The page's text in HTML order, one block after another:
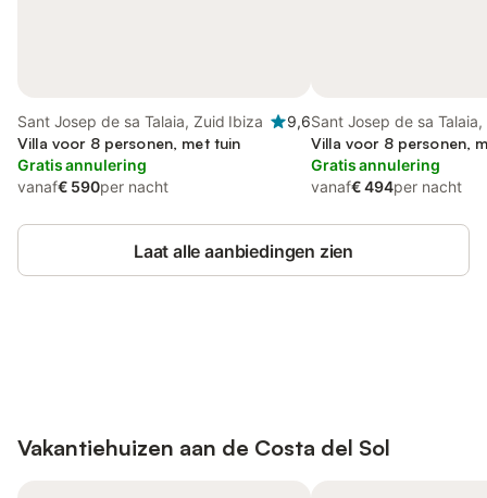
Sant Josep de sa Talaia, Zuid Ibiza
9,6
Villa voor 8 personen, met tuin
Gratis annulering
vanaf€ 590per nacht
Sant Josep de sa
Villa voor 8 personen,
Gratis annulering
vanaf€ 494per nacht
Laat alle aanbiedingen zien
Vakantiehuizen aan de Costa del Sol